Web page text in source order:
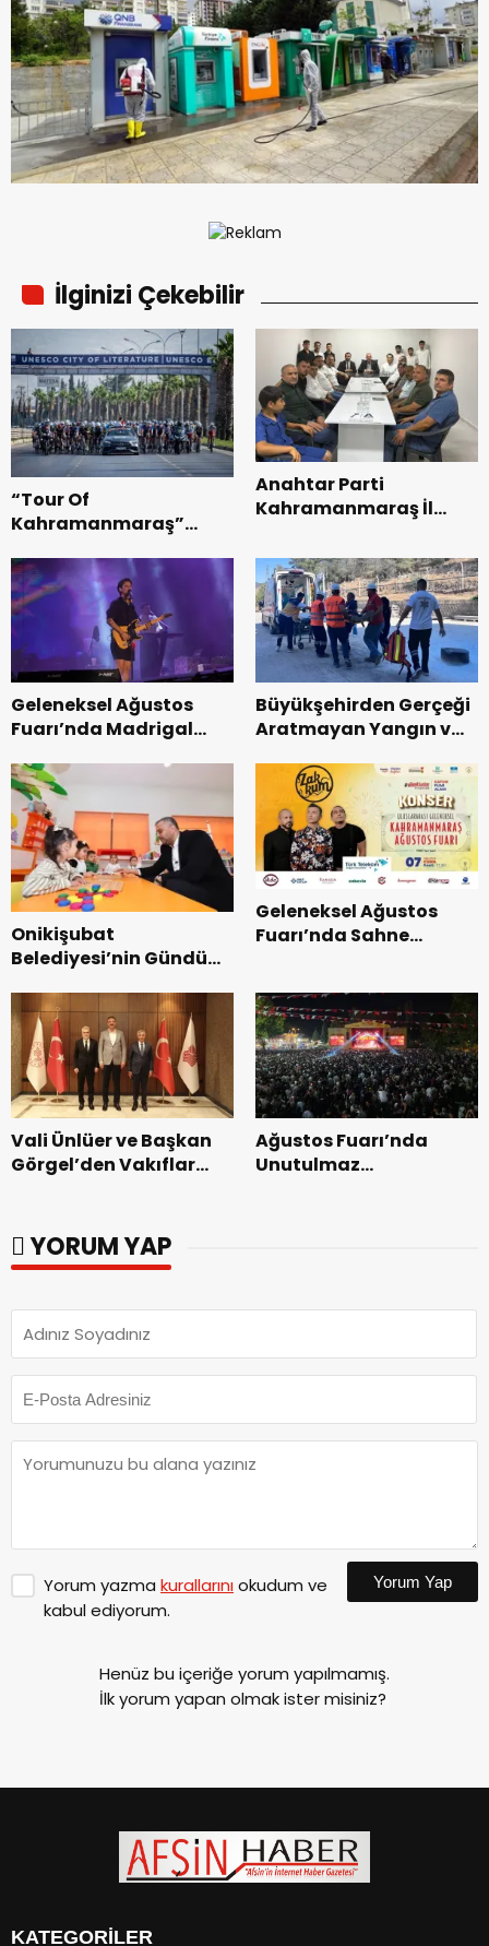
İlginizi Çekebilir
“Tour Of
Kahramanmaraş”
Bisikleti Turnuvası
Tamamlandı.
Anahtar Parti
Kahramanmaraş İl
Teşkilatı ile buluştu.
Geleneksel Ağustos
Fuarı’nda Madrigal
Büyükşehirden Gerçeği
Aratmayan Yangın ve
Onikişubat
Belediyesi’nin Gündüz
dönemin ön kayıtları
başladı.
Geleneksel Ağustos
Fuarı’nda Sahne
Vali Ünlüer ve Başkan
Görgel’den Vakıflar
Ağustos Fuarı’nda
Unutulmaz
YORUM YAP
Yorum yazma kurallarınıokudum ve
kabul ediyorum.
Yorum Yap
Henüz bu içeriğe yorum yapılmamış.
İlk yorum yapan olmak ister misiniz?
KATEGORİLER